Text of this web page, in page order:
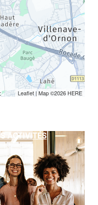
Leaflet | Map ©2026HERE
ACTIVITÉS